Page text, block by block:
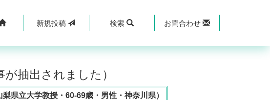
新規投稿 検索 お問合わせ
抽出されました）
立大学教授・60-69歳・男性・神奈川県）